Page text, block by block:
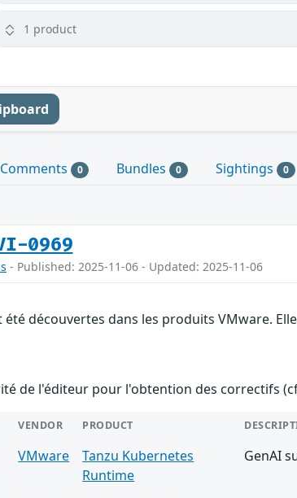
1 product
Comments 0 Bundles 0 Sightings 0
0969
- Published: 2025-11-06 - Updated: 2025-11-06
découvertes dans les produits VMware.
de l'éditeur pour l'obtention des correctifs
VENDOR PRODUCT
VMware
Tanzu Kubernetes
Runtime
GenAI